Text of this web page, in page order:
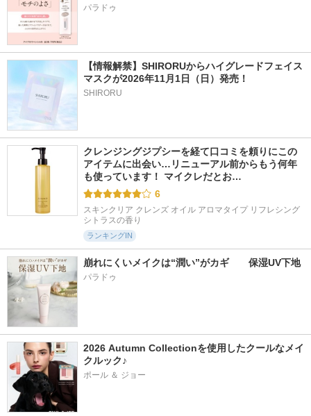
パラドゥ
【情報解禁】SHIRORUからハイグレードフェイス
マスクが2026年11月1日（日）発売！
SHIRORU
クレンジングジプシーを経て口コミを頼りにこの
アイテムに出会い…リニューアル前からもう何年
も使っています！ マイクレだとお…
6
スキンクリア クレンズ オイル アロマタイプ リフレシング
シトラスの香り
ランキングIN
崩れにくいメイクは“潤い”がカギ　　保湿UV下地
パラドゥ
2026 Autumn Collectionを使用したクールなメイ
クルック♪
ポール ＆ ジョー